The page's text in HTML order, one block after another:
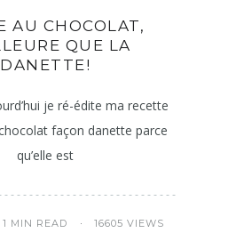
AU CHOCOLAT,
QUE LA
DANETTE!
je ré-édite ma recette
façon danette parce
qu’elle est
1 MIN READ 16605 VIEWS